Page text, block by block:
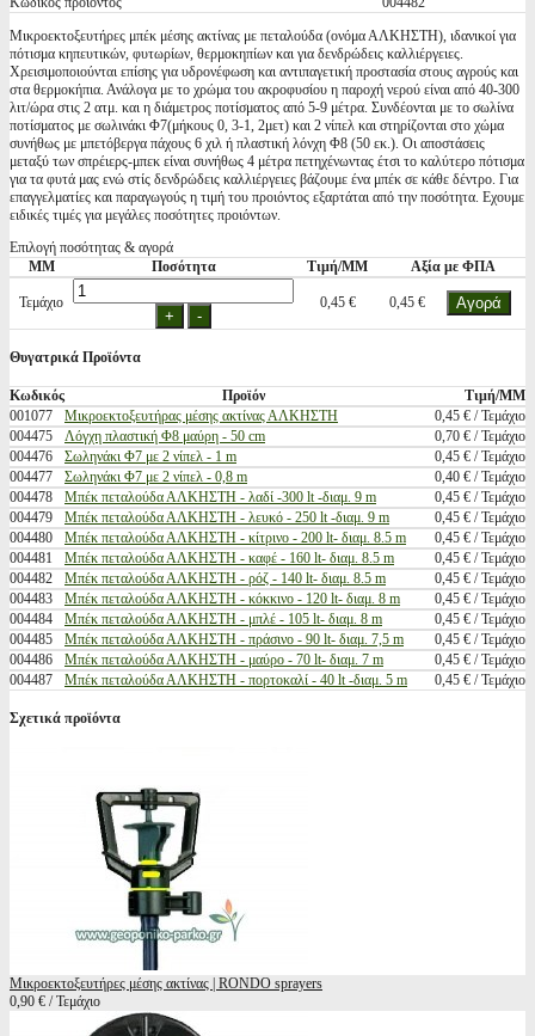
Μικροεκτοξευτήρες μπέκ μέσης ακτίνας με πεταλούδα (ονόμα ΑΛΚΗΣΤΗ), ιδανικοί για
πότισμα κηπευτικών, φυτωρίων, θερμοκηπίων και για δενδρώδεις καλλιέργειες.
Χρεισιμοποιούνται επίσης για υδρονέφωση και αντιπαγετική προστασία στους αγρούς και
στα θερμοκήπια. Ανάλογα με το χρώμα του ακροφυσίου η παροχή νερού είναι από 40-300
λιτ/ώρα στις 2 ατμ. και η διάμετρος ποτίσματος από 5-9 μέτρα. Συνδέονται με το σωλίνα
ποτίσματος με σωλινάκι Φ7(μήκους 0, 3-1, 2μετ) και 2 νίπελ και στηρίζονται στο χώμα
συνήθως με μπετόβεργα πάχους 6 χιλ ή πλαστική λόνχη Φ8 (50 εκ.). Οι αποστάσεις
μεταξύ των σπρέιερς-μπεκ είναι συνήθως 4 μέτρα πετηχένωντας έτσι το καλύτερο πότισμα
για τα φυτά μας ενώ στίς δενδρώδεις καλλιέργειες βάζουμε ένα μπέκ σε κάθε δέντρο. Για
επαγγελματίες και παραγωγούς η τιμή του προιόντος εξαρτάται από την ποσότητα. Εχουμε
ειδικές τιμές για μεγάλες ποσότητες προιόντων.
Επιλογή ποσότητας & αγορά
ΜΜ
Ποσότητα Τιμή/ΜΜ Αξία με ΦΠΑ
Τεμάχιο 0,45 € 0,45 €
Θυγατρικά Προϊόντα
Κωδικός Προϊόν
Τιμή/ΜΜ
001077
Μικροεκτοξευτήρας μέσης ακτίνας ΑΛΚΗΣΤΗ
0,45 € / Τεμάχιο
004475
Λόγχη πλαστική Φ8 μαύρη - 50 cm
0,70 € / Τεμάχιο
004476
Σωληνάκι Φ7 με 2 νίπελ - 1 m
0,45 € / Τεμάχιο
004477
Σωληνάκι Φ7 με 2 νίπελ - 0,8 m
0,40 € / Τεμάχιο
004478
Μπέκ πεταλούδα ΑΛΚΗΣΤΗ - λαδί -300 lt -διαμ. 9 m
0,45 € / Τεμάχιο
004479
Μπέκ πεταλούδα ΑΛΚΗΣΤΗ - λευκό - 250 lt -διαμ. 9 m
0,45 € / Τεμάχιο
004480
Μπέκ πεταλούδα ΑΛΚΗΣΤΗ - κίτρινο - 200 lt- διαμ. 8.5 m
0,45 € / Τεμάχιο
004481
Μπέκ πεταλούδα ΑΛΚΗΣΤΗ - καφέ - 160 lt- διαμ. 8.5 m
0,45 € / Τεμάχιο
004482
Μπέκ πεταλούδα ΑΛΚΗΣΤΗ - ρόζ - 140 lt- διαμ. 8.5 m
0,45 € / Τεμάχιο
004483
Μπέκ πεταλούδα ΑΛΚΗΣΤΗ - κόκκινο - 120 lt- διαμ. 8 m
0,45 € / Τεμάχιο
004484
Μπέκ πεταλούδα ΑΛΚΗΣΤΗ - μπλέ - 105 lt- διαμ. 8 m
0,45 € / Τεμάχιο
004485
Μπέκ πεταλούδα ΑΛΚΗΣΤΗ - πράσινο - 90 lt- διαμ. 7,5 m
0,45 € / Τεμάχιο
004486
Μπέκ πεταλούδα ΑΛΚΗΣΤΗ - μαύρο - 70 lt- διαμ. 7 m
0,45 € / Τεμάχιο
004487
Μπέκ πεταλούδα ΑΛΚΗΣΤΗ - πορτοκαλί - 40 lt -διαμ. 5 m 0,45 € / Τεμάχιο
Σχετικά προϊόντα
Μικροεκτοξευτήρες μέσης ακτίνας | RONDO sprayers
0,90 € / Τεμάχιο